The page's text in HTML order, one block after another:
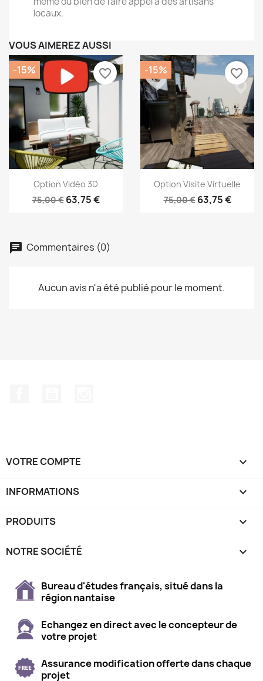
locaux.
VOUS AIMEREZ AUSSI
Aperçu rapide
Option Vidéo 3D
75,00 € 63,75 €
-15% favorite_border
Aperçu rapide
Option Visite Virtuelle
75,00 € 63,75 €
-15% favorite_border
Commentaires (0)
Aucun avis n'a été publié pour le moment.
VOTRE COMPTE 
INFORMATIONS keyboard_arrow_down
PRODUITS 
NOTRE SOCIÉTÉ 
Bureau d'études français, situé dans la
région nantaise
Echangez en direct avec le concepteur de
votre projet
Assurance modification offerte dans chaque
projet